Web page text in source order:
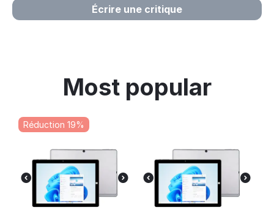
Écrire une critique
Most popular
Réduction 19%